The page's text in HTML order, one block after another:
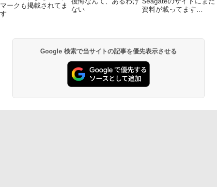
マークも掲載されてま
す
ない
資料が載ってます…
Google 検索で当サイトの記事を優先表示させる